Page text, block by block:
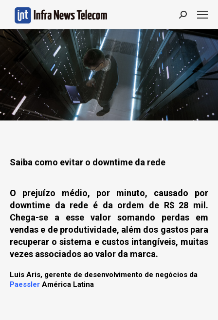
Search:
Saiba como evitar o downtime da rede
O prejuízo médio, por minuto, causado por
downtime da rede é da ordem de R$ 28 mil.
Chega-se a esse valor somando perdas em
vendas e de produtividade, além dos gastos para
recuperar o sistema e custos intangíveis, muitas
vezes associados ao valor da marca.
Luis Aris, gerente de desenvolvimento de negócios da
Paessler América Latina